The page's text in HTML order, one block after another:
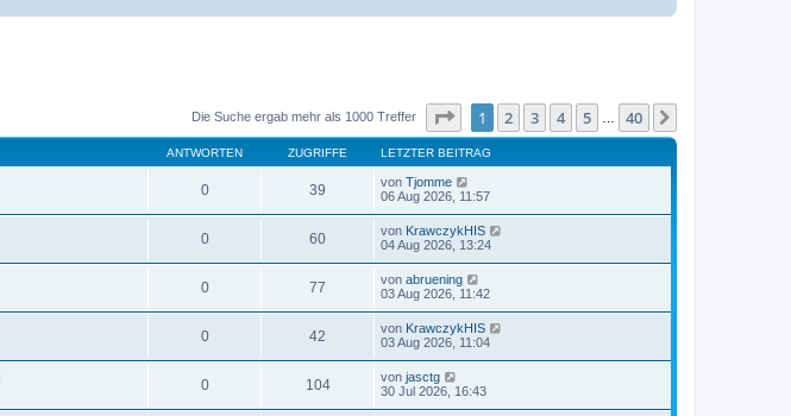
Die Suche ergab mehr als 1000 Treffer Seite von40
1 2 3 4 5 40
ANTWORTEN ZUGRIFFE LETZTER BEITRAG
0 39 von Tjomme
06 Aug 2026, 11:57
0 60 von KrawczykHIS
04 Aug 2026, 13:24
0 77 von abruening
03 Aug 2026, 11:42
0 42 von KrawczykHIS
03 Aug 2026, 11:04
0 104 von jasctg
30 Jul 2026, 16:43